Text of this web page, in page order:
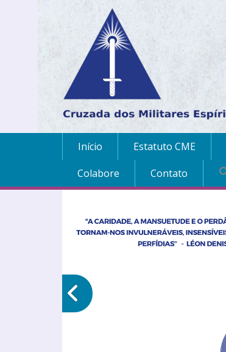
Início Estatuto CME
Colabore
Contato